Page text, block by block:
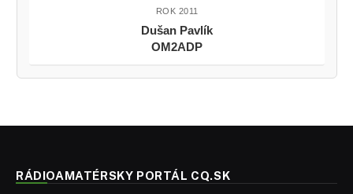
ROK 2011
Dušan Pavlík
OM2ADP
RÁDIOAMATÉRSKY PORTÁL CQ.SK